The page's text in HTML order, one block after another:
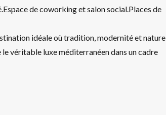
de coworking et salon social.Places de
idéale où tradition, modernité et nature
véritable luxe méditerranéen dans un cadre